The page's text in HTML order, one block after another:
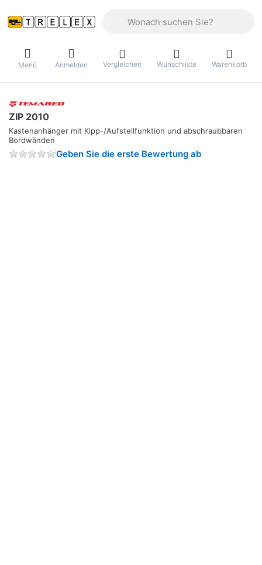
Menü Anmelden Vergleichen Wunschliste Warenkorb
ZIP 2010
Kastenanhänger mit Kipp-/Aufstellfunktion und abschraubbaren
Bordwänden
Geben Sie die erste Bewertung ab